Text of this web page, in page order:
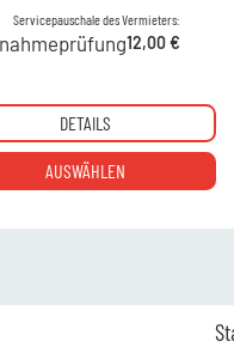
Servicepauschale des Vermieters:
12,00 €
DETAILS
AUSWÄHLEN